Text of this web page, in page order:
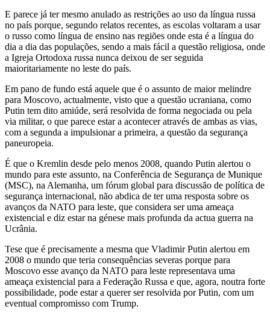
E parece já ter mesmo anulado as restrições ao uso da língua russa
no país porque, segundo relatos recentes, as escolas voltaram a usar
o russo como língua de ensino nas regiões onde esta é a língua do
dia a dia das populações, sendo a mais fácil a questão religiosa, onde
a Igreja Ortodoxa russa nunca deixou de ser seguida
maioritariamente no leste do país.
Em pano de fundo está aquele que é o assunto de maior melindre
para Moscovo, actualmente, visto que a questão ucraniana, como
Putin tem dito amiúde, será resolvida de forma negociada ou pela
via militar, o que parece estar a acontecer através de ambas as vias,
com a segunda a impulsionar a primeira, a questão da segurança
paneuropeia.
É que o Kremlin desde pelo menos 2008, quando Putin alertou o
mundo para este assunto, na Conferência de Segurança de Munique
(MSC), na Alemanha, um fórum global para discussão de política de
segurança internacional, não abdica de ter uma resposta sobre os
avanços da NATO para leste, que considera ser uma ameaça
existencial e diz estar na génese mais profunda da actua guerra na
Ucrânia.
Tese que é precisamente a mesma que Vladimir Putin alertou em
2008 o mundo que teria consequências severas porque para
Moscovo esse avanço da NATO para leste representava uma
ameaça existencial para a Federação Russa e que, agora, noutra forte
possibilidade, pode estar a querer ser resolvida por Putin, com um
eventual compromisso com Trump.